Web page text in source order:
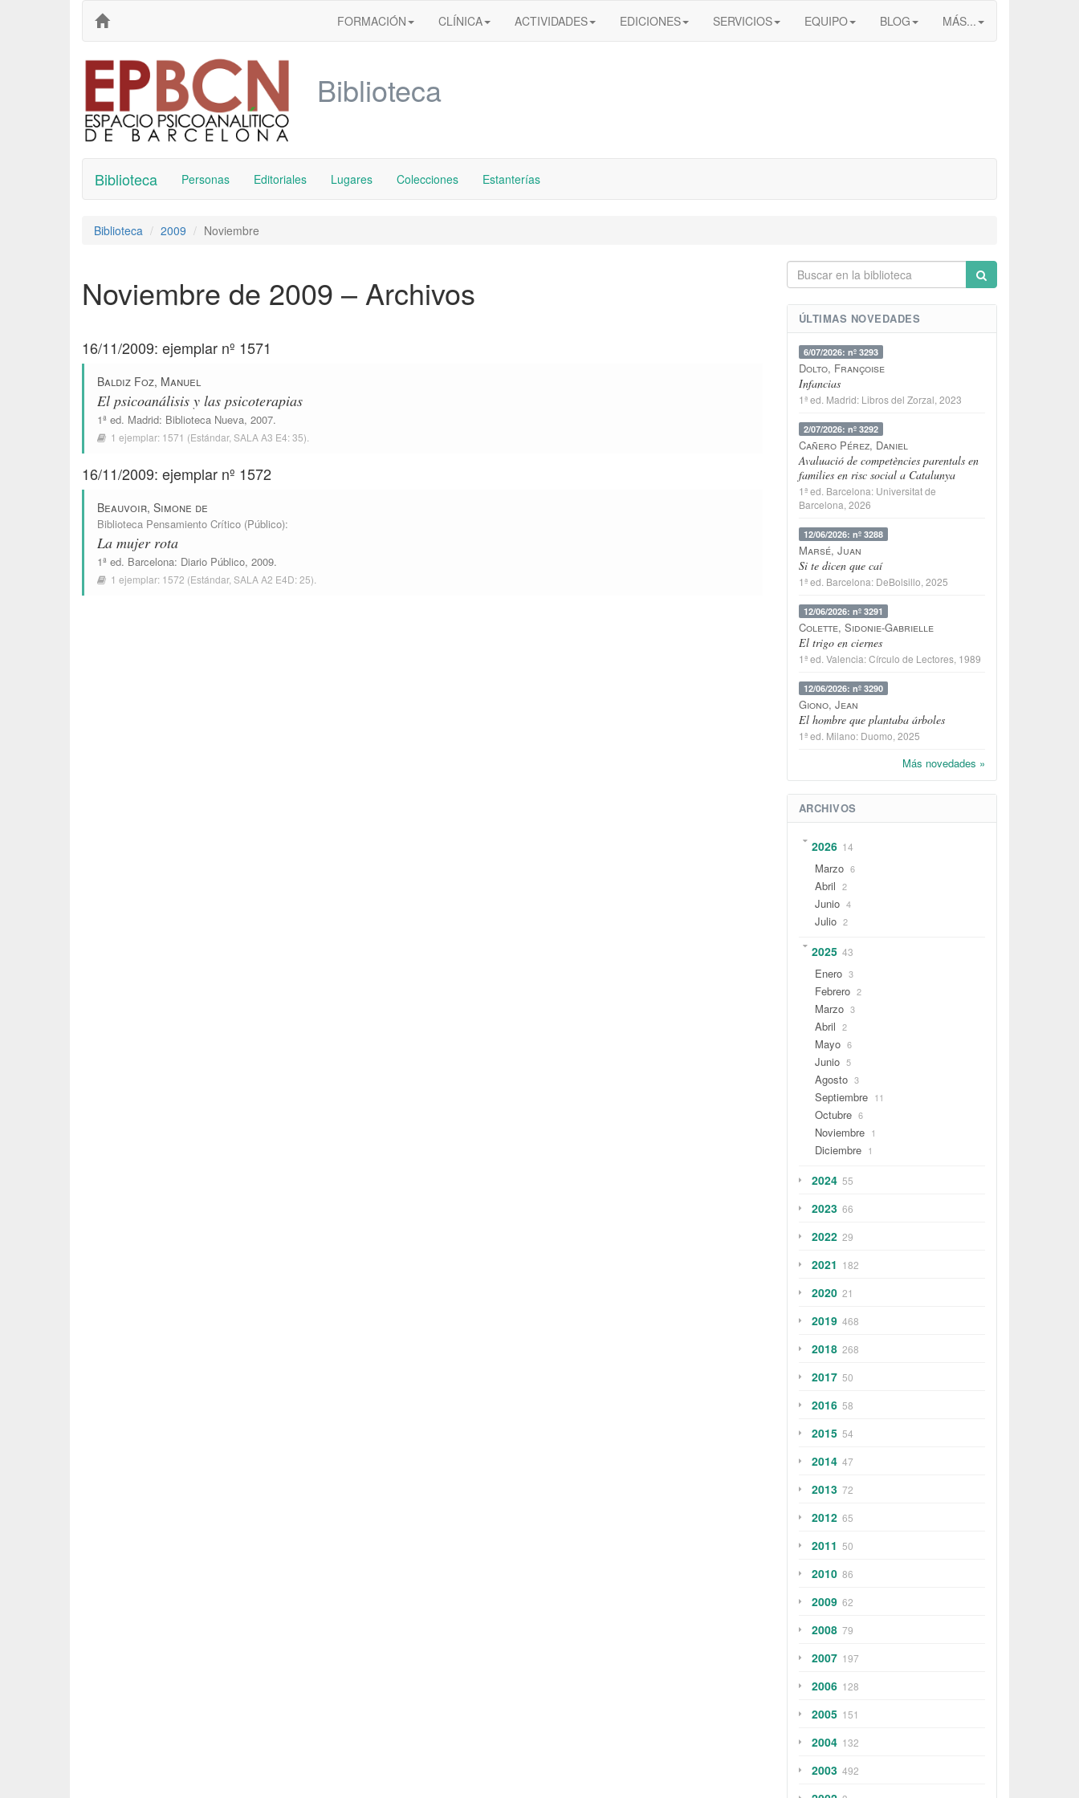
FORMACIÓN CLÍNICA ACTIVIDADES EDICIONES SERVICIOS EQUIPO BLOG MÁS...
Biblioteca
Biblioteca Personas Editoriales Lugares Colecciones Estanterías
Biblioteca 2009 Noviembre
Noviembre de 2009 – Archivos
16/11/2009: ejemplar nº 1571
Baldiz Foz, Manuel
El psicoanálisis y las psicoterapias
1ª ed. Madrid: Biblioteca Nueva, 2007.
1 ejemplar: 1571 (Estándar, SALA A3 E4: 35).
16/11/2009: ejemplar nº 1572
Beauvoir, Simone de
Biblioteca Pensamiento Crítico (Público):
La mujer rota
1ª ed. Barcelona: Diario Público, 2009.
1 ejemplar: 1572 (Estándar, SALA A2 E4D: 25).
ÚLTIMAS NOVEDADES
6/07/2026: nº 3293
Dolto, Françoise
Infancias
1ª ed. Madrid: Libros del Zorzal , 2023
2/07/2026: nº 3292
Cañero Pérez, Daniel
Avaluació de competències parentals en
families en risc social a Catalunya
1ª ed. Barcelona: Universitat de
Barcelona , 2026
12/06/2026: nº 3288
Marsé, Juan
Si te dicen que caí
1ª ed. Barcelona: DeBolsillo , 2025
12/06/2026: nº 3291
Colette, Sidonie-Gabrielle
El trigo en ciernes
1ª ed. Valencia:Círculo de Lectores, 1989
12/06/2026: nº 3290
Giono, Jean
El hombre que plantaba árboles
1ª ed. Milano: Duomo , 2025
Más novedades »
ARCHIVOS
2026 14
Marzo 6
Abril 2
Junio 4
Julio 2
2025 43
Enero 3
Febrero 2
Marzo 3
Abril 2
Mayo 6
Junio 5
Agosto 3
Septiembre 11
Octubre 6
Noviembre 1
Diciembre 1
2024 55
2023 66
2022 29
2021 182
2020 21
2019 468
2018 268
2017 50
2016 58
2015 54
2014 47
2013 72
2012 65
2011 50
2010 86
2009 62
2008 79
2007 197
2006 128
2005 151
2004 132
2003 492